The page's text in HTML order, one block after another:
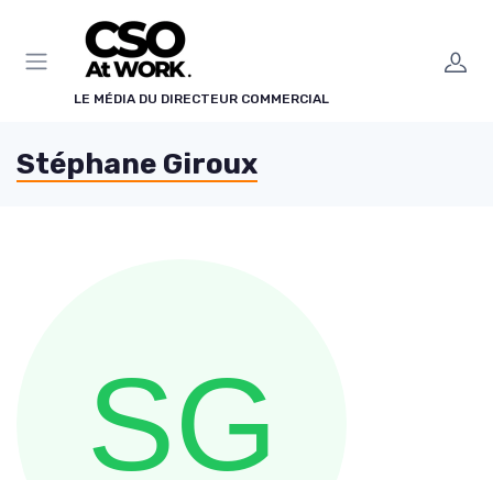
LE MÉDIA DU DIRECTEUR COMMERCIAL
Stéphane Giroux